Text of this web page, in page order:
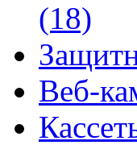
(18)
Веб-